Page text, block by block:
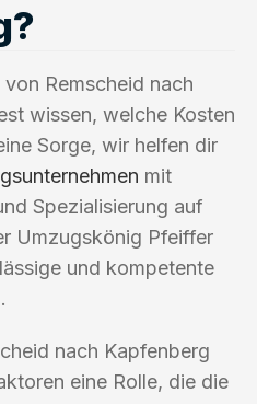
Remscheid nach
wissen, welche Kosten
Sorge, wir helfen dir
mit
Spezialisierung auf
Umzugskönig Pfeiffer
und kompetente
nach Kapfenberg
eine Rolle, die die